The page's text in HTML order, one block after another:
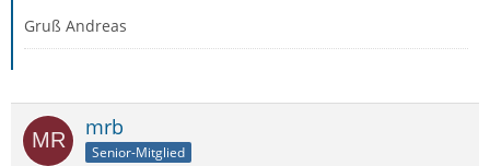
Gruß Andreas
mrb
Senior-Mitglied